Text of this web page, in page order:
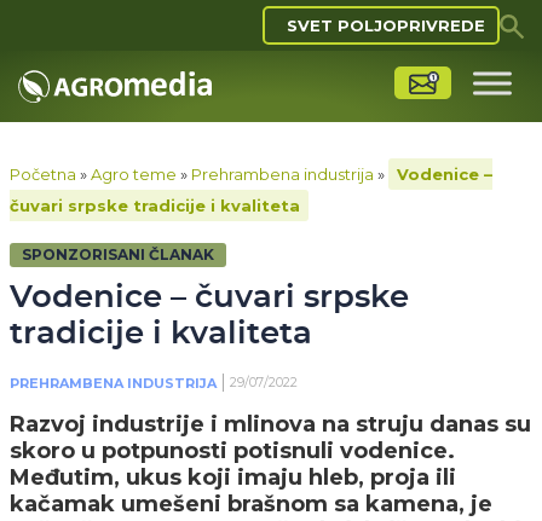
SVET POLJOPRIVREDE
Početna »Agro teme » Prehrambena industrija »
Vodenice –
čuvari srpske tradicije i kvaliteta
SPONZORISANI ČLANAK
Vodenice – čuvari srpske
tradicije i kvaliteta
PREHRAMBENA INDUSTRIJA 29/07/2022
Razvoj industrije i mlinova na struju danas su
skoro u potpunosti potisnuli vodenice.
Međutim, ukus koji imaju hleb, proja ili
kačamak umešeni brašnom sa kamena, je